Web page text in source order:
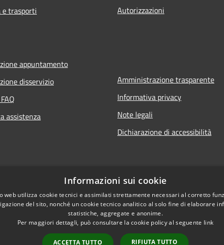
e trasporti
Autorizzazioni
appuntamento
disservizio
assistenza
Amministrazione trasparente
Informativa privacy
Note legali
Dichiarazione di accessibilità
Informazioni sui cookie
web utilizza cookie tecnici e assimilati strettamente necessari al corretto
del sito, nonché un cookie tecnico analitico al solo fine di elaborare
statistiche, aggregate e anonime.
Per maggiori dettagli, può consultare la cookie policy al seguente link
ACCETTA TUTTO RIFIUTA TUTTO